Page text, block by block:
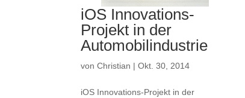
iOS Innovations-
Projekt in der
Automobilindustrie
vonChristian |Okt. 30, 2014
iOS Innovations-Projekt in der